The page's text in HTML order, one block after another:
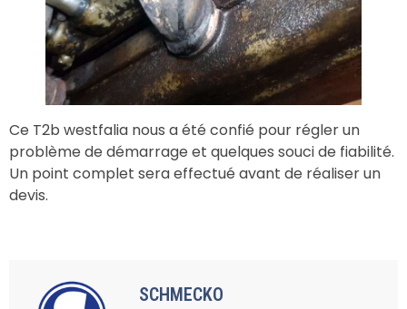
Ce T2b westfalia nous a été confié pour régler un
problème de démarrage et quelques souci de fiabilité.
Un point complet sera effectué avant de réaliser un
devis.
SCHMECKO